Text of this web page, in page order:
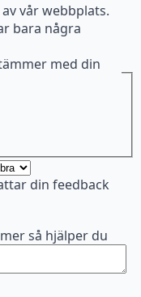
vår webbplats.
bara några
med din
din feedback
så hjälper du